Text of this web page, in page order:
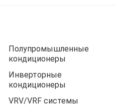
Полупромышленные
кондиционеры
Инверторные
кондиционеры
VRV/VRF системы